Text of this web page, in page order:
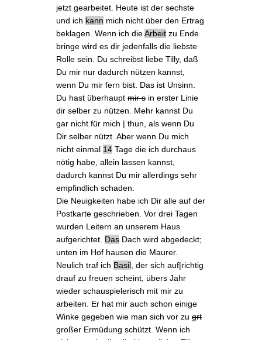
jetzt gearbeitet. Heute ist der sechste
und ich kann mich nicht über den Ertrag
beklagen. Wenn ich dieArbeit zu Ende
bringe wird es dir jedenfalls die liebste
Rolle sein. Du schreibst liebe Tilly, daß
Du mir nur dadurch nützen kannst,
wenn Du mir fern bist. Das ist Unsinn.
Du hast überhauptmir sin erster Linie
dir selber zu nützen. Mehr kannst Du
gar nicht für mich | thun, als wenn Du
Dir selber nützt. Aber wenn Du mich
nicht einmal 14 Tage die ich durchaus
nötig habe, allein lassen kannst,
dadurch kannst Du mir allerdings sehr
empfindlich schaden.
Die Neuigkeiten habe ich Dir alleauf der
Postkarte geschrieben. Vor drei Tagen
wurden Leitern an unserem Haus
aufgerichtet. Das Dach wird abgedeckt;
unten im Hof hausen die Maurer.
Neulichtraf ich Basil , der sich auf|richtig
drauf zu freuen scheint, übers Jahr
wieder schauspielerisch mit mir zu
arbeiten. Er hat mir auch schon einige
Winke gegeben wie man sich vor zugrt
großer Ermüdung schützt. Wenn ich